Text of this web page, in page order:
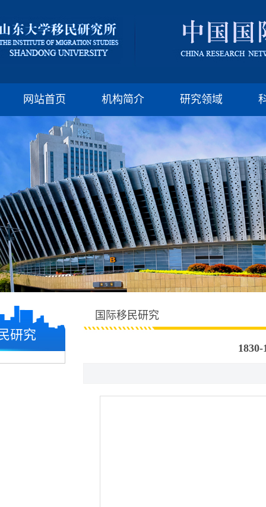
网站首页 机构简介 研究领域
研究
国际移民研究
版权所有：山东
邮编:250100 电话